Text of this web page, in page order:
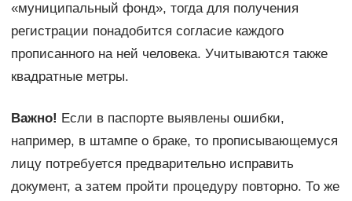
«муниципальный фонд», тогда для получения
регистрации понадобится согласие каждого
прописанного на ней человека. Учитываются также
квадратные метры.
Важно! Если в паспорте выявлены ошибки,
например, в штампе о браке, то прописывающемуся
лицу потребуется предварительно исправить
документ, а затем пройти процедуру повторно. То же